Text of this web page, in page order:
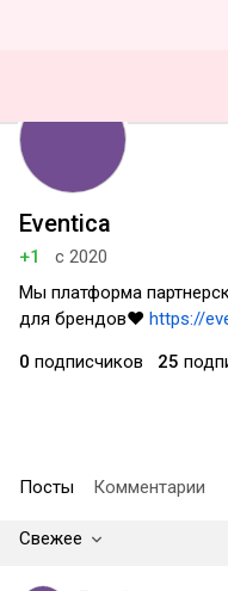
Eventica
+1
с 2020
Мы платформа
для брендов❤ https://
0 подписчиков 25
Посты Комментарии
Свежее